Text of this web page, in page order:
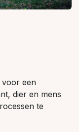
voor een
dier en mens
te